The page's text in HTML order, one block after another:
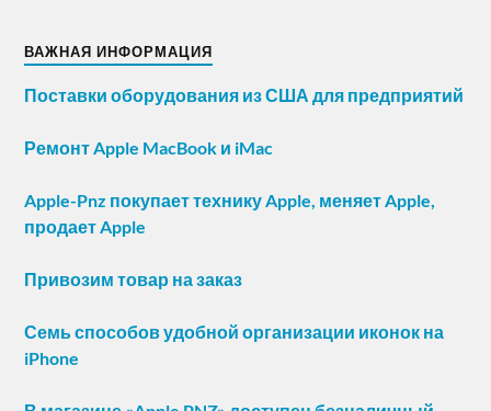
ВАЖНАЯ ИНФОРМАЦИЯ
Поставки оборудования из США для предприятий
Ремонт Apple MacBook и iMac
Apple-Pnz покупает технику Apple, меняет Apple,
продает Apple
Привозим товар на заказ
Семь способов удобной организации иконок на
iPhone